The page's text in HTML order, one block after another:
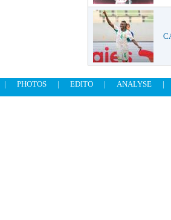
| PHOTOS | EDITO | ANALYSE
|